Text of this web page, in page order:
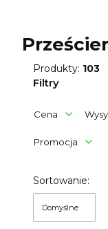
Produkty: 103
Filtry
Cena
Promocja
Lista
Sortowanie:
Domyślne